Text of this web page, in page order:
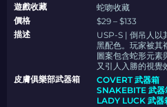
遊戲收藏
蛇吻收藏
價格
$29 – $133
描述
USP-S | 倒吊人以
黑配色。玩家被其
圖案包含蛇形元素
又引人入勝的視覺
皮膚俱樂部武器箱
COVERT 武器箱
SNAKEBITE 武器
LADY LUCK 武器